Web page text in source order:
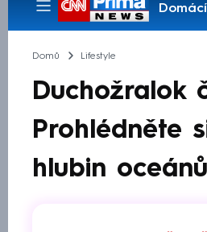
Domácí
Pořady
Domů Lifestyle
Duchožralok
Prohlédněte
hlubin oceánů